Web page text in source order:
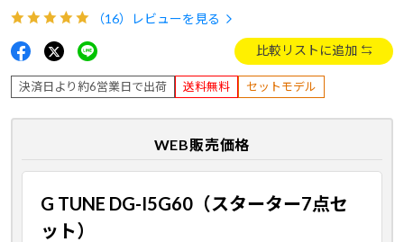
（16） レビューを見る
比較リストに追加
決済日より約6営業日で出荷 送料無料 セットモデル
WEB販売価格
G TUNE DG-I5G60（スターター7点セ
ット）